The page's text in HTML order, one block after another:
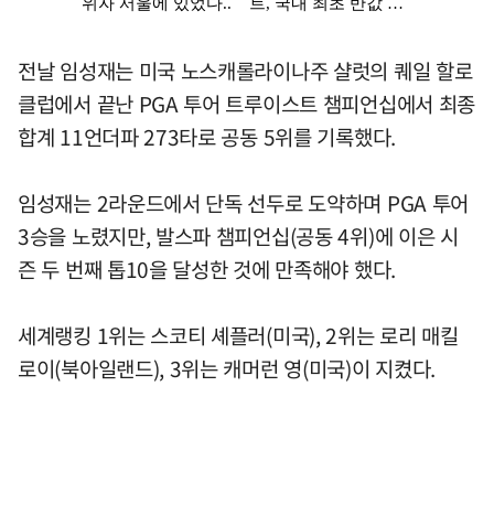
전날 임성재는 미국 노스캐롤라이나주 샬럿의 퀘일 할로
클럽에서 끝난 PGA 투어 트루이스트 챔피언십에서 최종
합계 11언더파 273타로 공동 5위를 기록했다.
임성재는 2라운드에서 단독 선두로 도약하며 PGA 투어
3승을 노렸지만, 발스파 챔피언십(공동 4위)에 이은 시
즌 두 번째 톱10을 달성한 것에 만족해야 했다.
세계랭킹 1위는 스코티 셰플러(미국), 2위는 로리 매킬
로이(북아일랜드), 3위는 캐머런 영(미국)이 지켰다.